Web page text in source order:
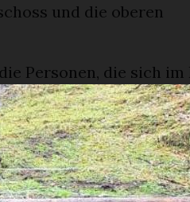
und die oberen
Personen, die sich im
mehrere Gäste und
verlief
Der Strom
als sich abzeichnete,
werden würden.